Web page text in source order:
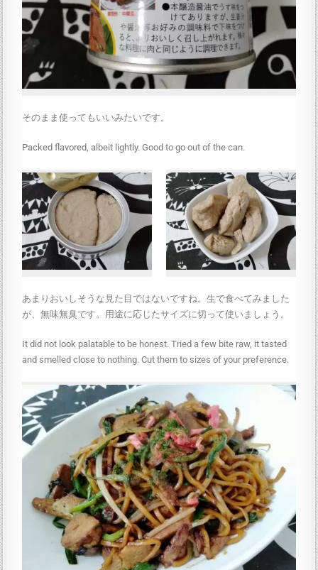
そのまま使ってもいいみたいです。
Packed flavored, albeit lightly. Good to go out of the can.
あまりおいしそうな見た目ではないですね。生で食べてみました
が、無味無臭です。用途に応じたサイズに切って使いましょう。
It did not look palatable to be honest. Tried a few bite raw, it tasted
and smelled close to nothing. Cut them to sizes of your preference.